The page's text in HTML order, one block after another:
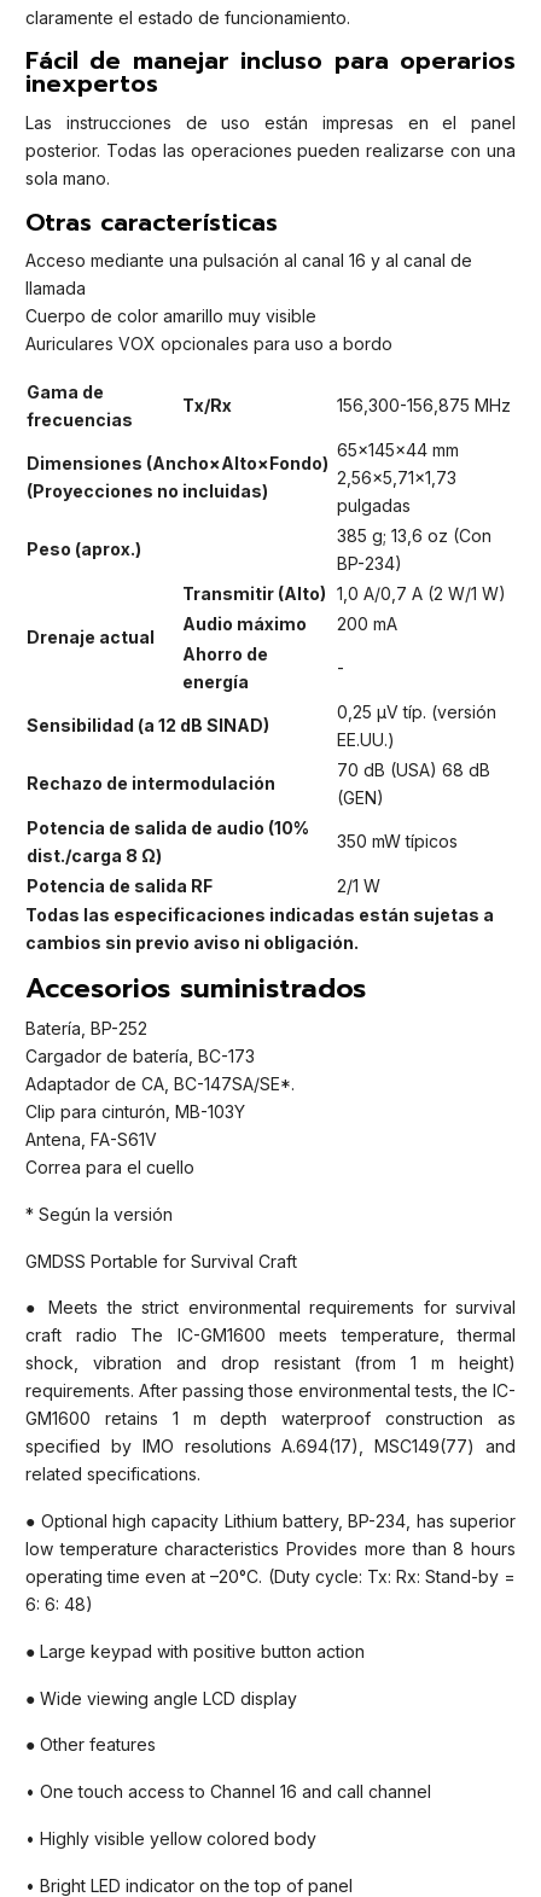
claramente el estado de funcionamiento.
Fácil de manejar incluso para operarios
inexpertos
Las instrucciones de uso están impresas en el panel
posterior. Todas las operaciones pueden realizarse con una
sola mano.
Otras características
Acceso mediante una pulsación al canal 16 y al canal de
llamada
Cuerpo de color amarillo muy visible
Auriculares VOX opcionales para uso a bordo
Gama de
frecuencias
Tx/Rx 156,300-156,875 MHz
Dimensiones (Ancho×Alto×Fondo)
(Proyecciones no incluidas)
65×145×44 mm
2,56×5,71×1,73
pulgadas
Peso (aprox.)
385 g; 13,6 oz (Con
BP-234)
Drenaje actual
Transmitir (Alto) 1,0 A/0,7 A (2 W/1 W)
Audio máximo
200 mA
Ahorro de
energía
-
Sensibilidad (a 12 dB SINAD)
0,25 μV típ. (versión
EE.UU.)
Rechazo de intermodulación
70 dB (USA) 68 dB
(GEN)
Potencia de salida de audio (10%
dist./carga 8 Ω)
350 mW típicos
Potencia de salida RF
2/1 W
Todas las especificaciones indicadas están sujetas a
cambios sin previo aviso ni obligación.
Accesorios suministrados
Batería, BP-252
Cargador de batería, BC-173
Adaptador de CA, BC-147SA/SE*.
Clip para cinturón, MB-103Y
Antena, FA-S61V
Correa para el cuello
* Según la versión
GMDSS Portable for Survival Craft
● Meets the strict environmental requirements for survival
craft radio The IC-GM1600 meets temperature, thermal
shock, vibration and drop resistant (from 1 m height)
requirements. After passing those environmental tests, the IC-
GM1600 retains 1 m depth waterproof construction as
specified by IMO resolutions A.694(17), MSC149(77) and
related specifications.
● Optional high capacity Lithium battery, BP-234, has superior
low temperature characteristics Provides more than 8 hours
operating time even at –20°C. (Duty cycle: Tx: Rx: Stand-by =
6: 6: 48)
● Large keypad with positive button action
● Wide viewing angle LCD display
● Other features
• One touch access to Channel 16 and call channel
• Highly visible yellow colored body
• Bright LED indicator on the top of panel